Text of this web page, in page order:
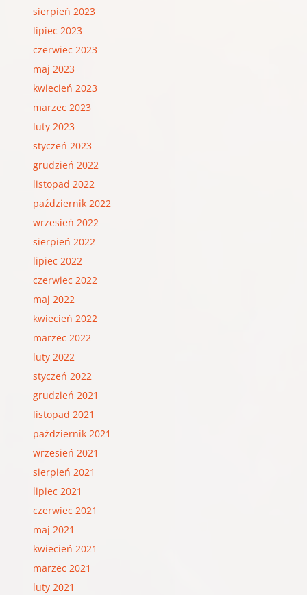
sierpień 2023
lipiec 2023
czerwiec 2023
maj 2023
kwiecień 2023
marzec 2023
luty 2023
styczeń 2023
grudzień 2022
listopad 2022
październik 2022
wrzesień 2022
sierpień 2022
lipiec 2022
czerwiec 2022
maj 2022
kwiecień 2022
marzec 2022
luty 2022
styczeń 2022
grudzień 2021
listopad 2021
październik 2021
wrzesień 2021
sierpień 2021
lipiec 2021
czerwiec 2021
maj 2021
kwiecień 2021
marzec 2021
luty 2021